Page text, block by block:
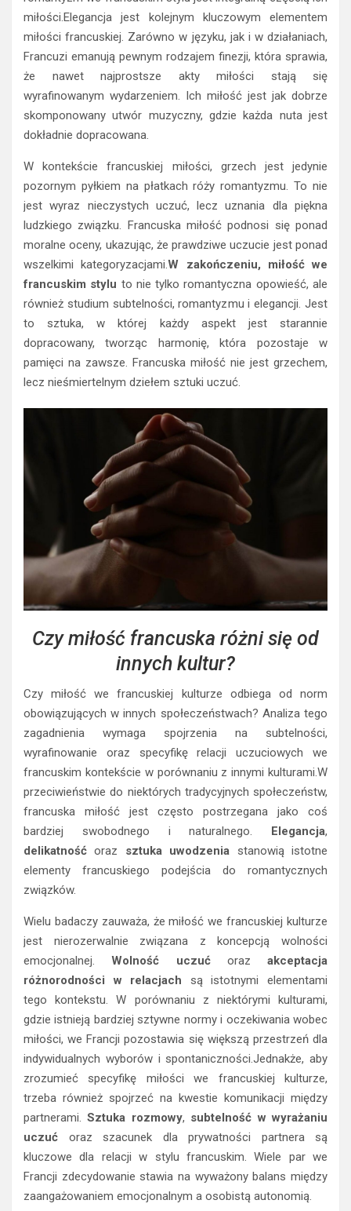
miłości.Elegancja jest kolejnym kluczowym elementem
miłości francuskiej. Zarówno w języku, jak i w działaniach,
Francuzi emanują pewnym rodzajem finezji, która sprawia,
że nawet najprostsze akty miłości stają się
wyrafinowanym wydarzeniem. Ich miłość jest jak dobrze
skomponowany utwór muzyczny, gdzie każda nuta jest
dokładnie dopracowana.
W kontekście francuskiej miłości, grzech jest jedynie
pozornym pyłkiem na płatkach róży romantyzmu. To nie
jest wyraz nieczystych uczuć, lecz uznania dla piękna
ludzkiego związku. Francuska miłość podnosi się ponad
moralne oceny, ukazując, że prawdziwe uczucie jest ponad
wszelkimi kategoryzacjami.W zakończeniu, miłość we
francuskim stylu to nie tylko romantyczna opowieść, ale
również studium subtelności, romantyzmu i elegancji. Jest
to sztuka, w której każdy aspekt jest starannie
dopracowany, tworząc harmonię, która pozostaje w
pamięci na zawsze. Francuska miłość nie jest grzechem,
lecz nieśmiertelnym dziełem sztuki uczuć.
Czy miłość francuska różni się od
innych kultur?
Czy miłość we francuskiej kulturze odbiega od norm
obowiązujących w innych społeczeństwach? Analiza tego
zagadnienia wymaga spojrzenia na subtelności,
wyrafinowanie oraz specyfikę relacji uczuciowych we
francuskim kontekście w porównaniu z innymi kulturami.W
przeciwieństwie do niektórych tradycyjnych społeczeństw,
francuska miłość jest często postrzegana jako coś
bardziej swobodnego i naturalnego. Elegancja,
delikatność oraz sztuka uwodzenia stanowią istotne
elementy francuskiego podejścia do romantycznych
związków.
Wielu badaczy zauważa, że miłość we francuskiej kulturze
jest nierozerwalnie związana z koncepcją wolności
emocjonalnej.Wolność uczućoraz akceptacja
różnorodności w relacjach są istotnymi elementami
tego kontekstu. W porównaniu z niektórymi kulturami,
gdzie istnieją bardziej sztywne normy i oczekiwania wobec
miłości, we Francji pozostawia się większą przestrzeń dla
indywidualnych wyborów i spontaniczności.Jednakże, aby
zrozumieć specyfikę miłości we francuskiej kulturze,
trzeba również spojrzeć na kwestie komunikacji między
partnerami.Sztuka rozmowy, subtelność w wyrażaniu
uczuć oraz szacunek dla prywatności partnera są
kluczowe dla relacji w stylu francuskim. Wiele par we
Francji zdecydowanie stawia na wyważony balans między
zaangażowaniem emocjonalnym a osobistą autonomią.